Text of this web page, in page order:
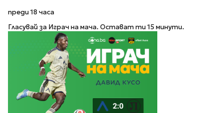
преди 18 часа
Гласувай за Играч на мача. Остават ти 15 минути.